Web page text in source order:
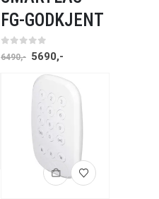
FG-GODKJENT
0 av 5
6490,- 5690,-